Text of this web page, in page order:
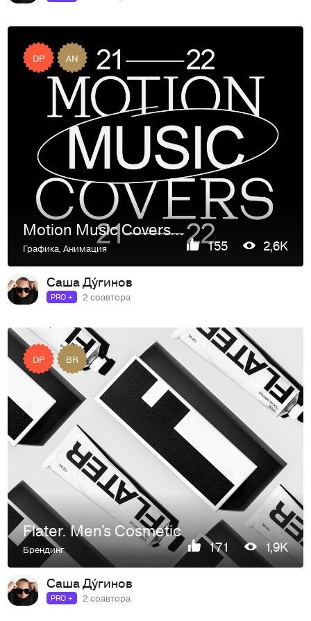
DP AN
Motion Music Covers. 21–22
Графика,Анимация 155 2,6K
Саша Ду́гинов
PRO + 2 соавтора
DP BR
Flater. Men's Cosmetic
Брендинг 171 1,9K
Саша Ду́гинов
PRO + 2 соавтора